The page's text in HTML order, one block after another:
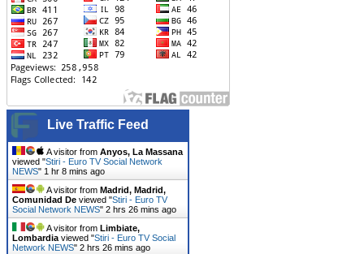
Live Traffic Feed
A visitor from Anyos, La Massana
viewed "Stiri - Euro TV Social Network
NEWS" 1 hr 8 mins ago
A visitor from Madrid, Madrid,
Comunidad De viewed "Stiri - Euro TV
Social Network NEWS" 2 hrs 26 mins ago
A visitor from Limbiate,
Lombardia viewed "Stiri - Euro TV Social
Network NEWS" 2 hrs 26 mins ago